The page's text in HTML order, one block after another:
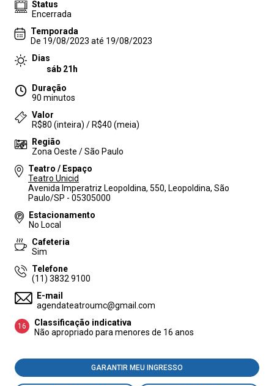
Status
Encerrada
Temporada
De 19/08/2023 até 19/08/2023
Dias
sáb 21h
Duração
90 minutos
Valor
R$80 (inteira) / R$40 (meia)
Região
Zona Oeste / São Paulo
Teatro / Espaço
Teatro Unicid
Avenida Imperatriz Leopoldina, 550, Leopoldina, São
Paulo/SP - 05305000
Estacionamento
No Local
Cafeteria
Sim
Telefone
(11) 3832 9100
E-mail
agendateatroumc@gmail.com
16
Classificação indicativa
Não apropriado para menores de 16 anos
GARANTIR MEU INGRESSO